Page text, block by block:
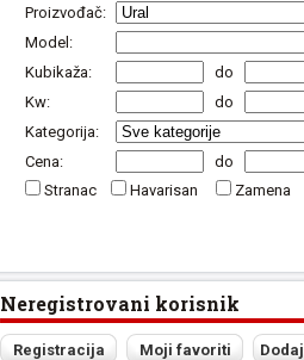
Proizvođač:
Model:
Kubikaža:
do
Kw:
do
Kategorija:
Cena:
do
Stranac
Havarisan Zamena
Neregistrovani korisnik
Registracija Moji favoriti